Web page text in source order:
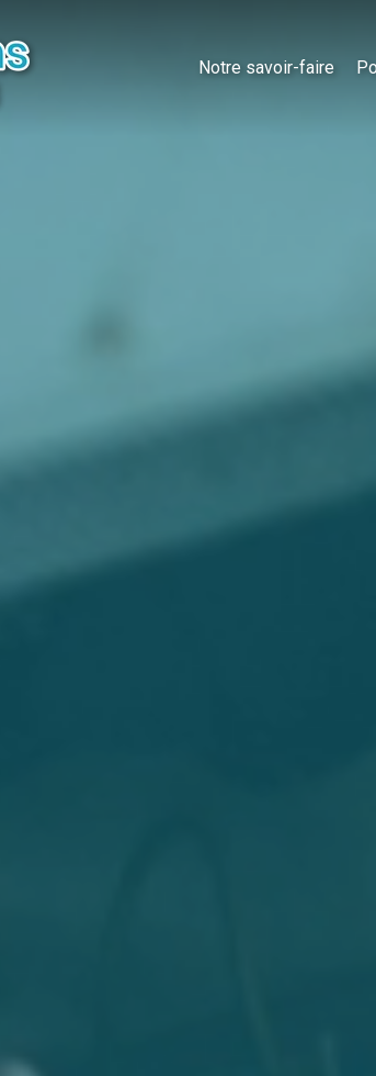
Notre savoir-faire